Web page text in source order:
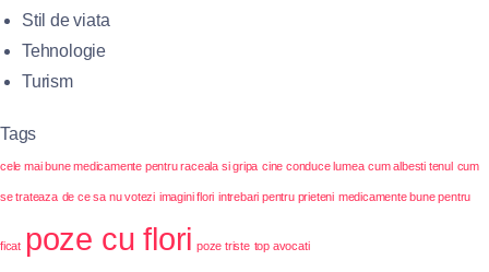
Stil de viata
Tehnologie
Turism
Tags
cele mai bune medicamente pentru raceala si gripa cine conduce lumea cum albesti tenul cum
se trateaza de ce sa nu votezi imagini flori intrebari pentru prieteni medicamente bune pentru
ficat poze cu flori poze triste top avocati